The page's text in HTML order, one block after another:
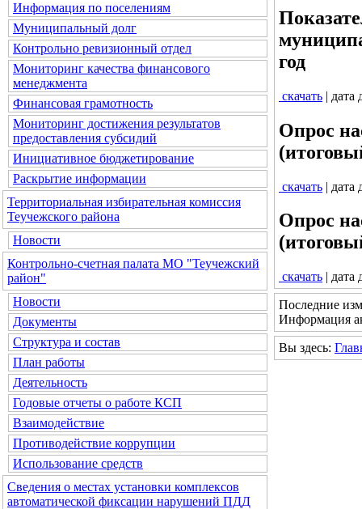
Информация по поселениям
Муниципальный долг
Контрольно ревизионный отдел
Мониторинг качества финансового
менеджмента
Финансовая грамотность
Мониторинг достижения результатов
предоставления субсидий
Инициативное бюджетирование
Раскрытие информации
Территориальная избирательная комиссия
Теучежского района
Новости
Контрольно-счетная палата МО "Теучежский
район"
Новости
Документы
Структура и состав
План работы
Деятельность
Годовые отчеты о работе КСП
Взаимодействие
Противодействие коррупции
Использование средств
Сведения о местах установки комплексов
автоматической фиксации нарушений ПДД
год
скачать | дата
Опрос
скачать | дата
Опрос
скачать | дата
Последние
Информация
Вы здесь: